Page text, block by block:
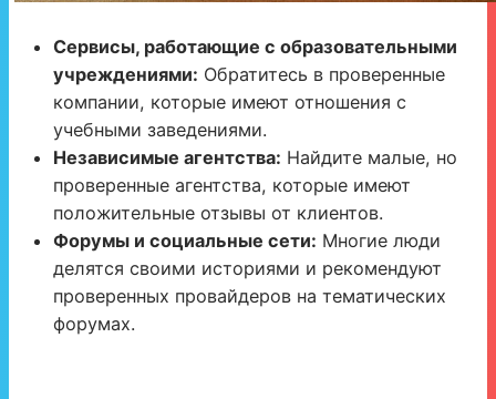
Сервисы, работающие с образовательными
учреждениями: Обратитесь в проверенные
компании, которые имеют отношения с
учебными заведениями.
Независимые агентства: Найдите малые, но
проверенные агентства, которые имеют
положительные отзывы от клиентов.
Форумы и социальные сети: Многие люди
делятся своими историями и рекомендуют
проверенных провайдеров на тематических
форумах.